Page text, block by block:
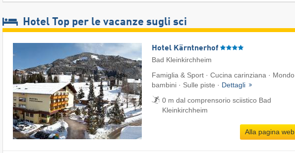
Hotel Top per le vacanze sugli sci
Hotel Kärntnerhof
Bad Kleinkirchheim
Famiglia & Sport · Cucina carinziana · Mondo
bambini · Sulle piste · Dettagli
0 m dal comprensorio sciistico Bad
Kleinkirchheim
Alla pagina web